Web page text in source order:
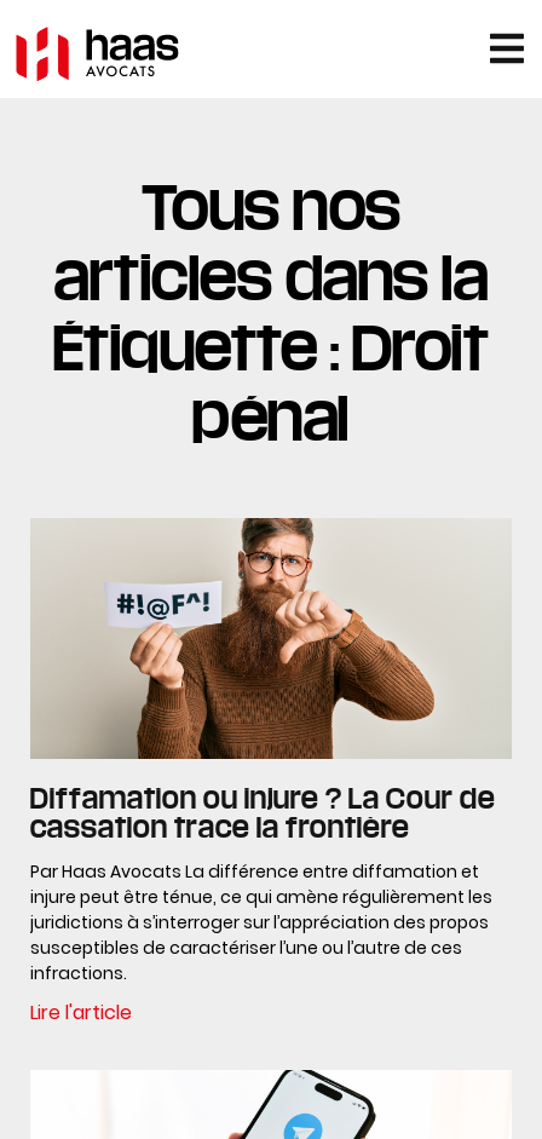
Tous nos
articles dans la
Étiquette : Droit
pénal
Diffamation ou injure ? La Cour de
cassation trace la frontière
Par Haas Avocats La différence entre diffamation et
injure peut être ténue, ce qui amène régulièrement les
juridictions à s’interroger sur l’appréciation des propos
susceptibles de caractériser l’une ou l’autre de ces
infractions.
Lire l'article